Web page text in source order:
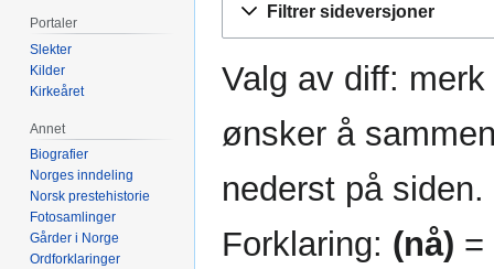
Filtrer sideversjoner
Valg av diff:
ønsker å
nederst på siden.
Forklaring: (nå) =
Portaler
Slekter
Kilder
Kirkeåret
Annet
Biografier
Norges inndeling
Norsk prestehistorie
Fotosamlinger
Gårder i Norge
Ordforklaringer